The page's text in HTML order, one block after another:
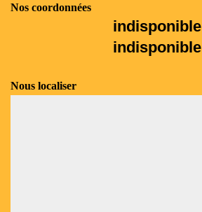
Nos coordonnées
indisponible
indisponible
Nous localiser